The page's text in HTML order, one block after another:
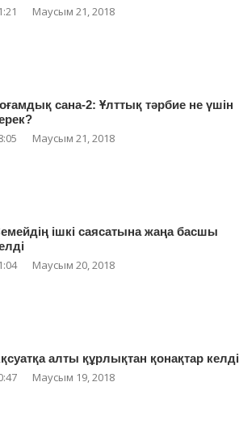
Маусым 21, 2018
сана-2: Ұлттық тәрбие не үшін
Маусым 21, 2018
ішкі саясатына жаңа басшы
Маусым 20, 2018
алты құрлықтан қонақтар келді
Маусым 19, 2018